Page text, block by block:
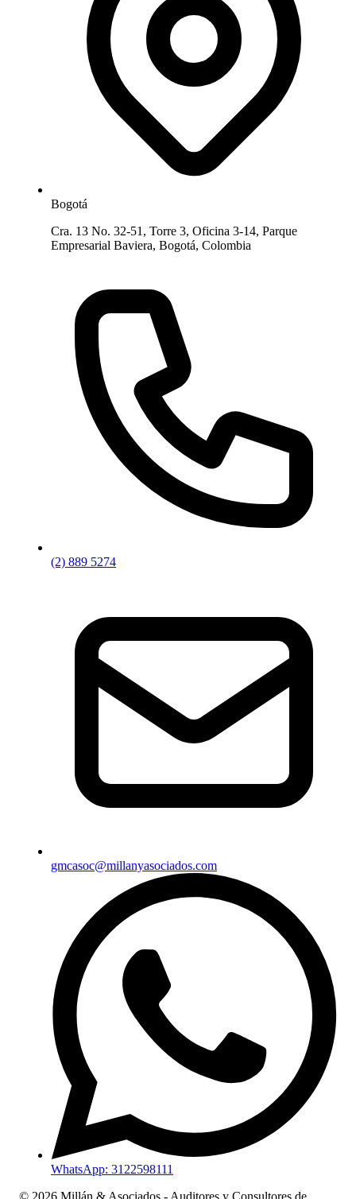
Bogotá
Cra. 13 No. 32-51, Torre 3, Oficina 3-14, Parque
Empresarial Baviera, Bogotá, Colombia
(2) 889 5274
gmcasoc@millanyasociados.com
WhatsApp: 3122598111
© 2026 Millán & Asociados - Auditores y Consultores de